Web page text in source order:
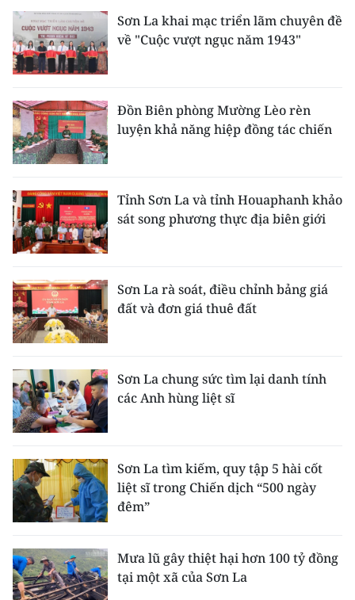
Media Giáo dục
Media Y tế
Media Khoa học - Công nghệ
Media Môi trường
Infographic
TIN ĐỊA PHƯƠNG
Trung du và miền núi phía Bắc
Đồng bằng sông Hồng
Bắc Trung Bộ
Nguyên
Đông Nam Bộ
Đồng bằng sông Cửu Long
Chuyên trang Hà Nội
Sơn La khai mạc triển lãm chuyên đề
về "Cuộc vượt ngục năm 1943"
Đồn Biên phòng Mường Lèo rèn
luyện khả năng hiệp đồng tác chiến
Tỉnh Sơn La và tỉnh Houaphanh khảo
sát song phương thực địa biên giới
Sơn La rà soát, điều chỉnh bảng giá
đất và đơn giá thuê đất
Sơn La chung sức tìm lại danh tính
các Anh hùng liệt sĩ
Sơn La tìm kiếm, quy tập 5 hài cốt
liệt sĩ trong Chiến dịch “500 ngày
đêm”
Mưa lũ gây thiệt hại hơn 100 tỷ đồng
tại một xã của Sơn La